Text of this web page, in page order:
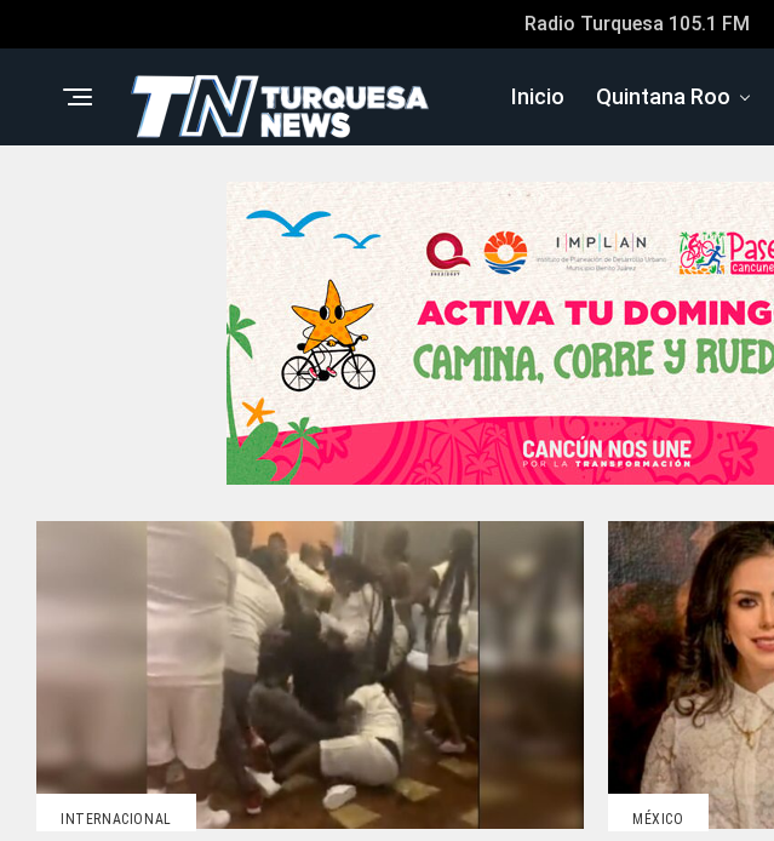
Radio Turquesa 105.1 FM
Inicio Quintana Roo
INTERNACIONAL MÉXICO